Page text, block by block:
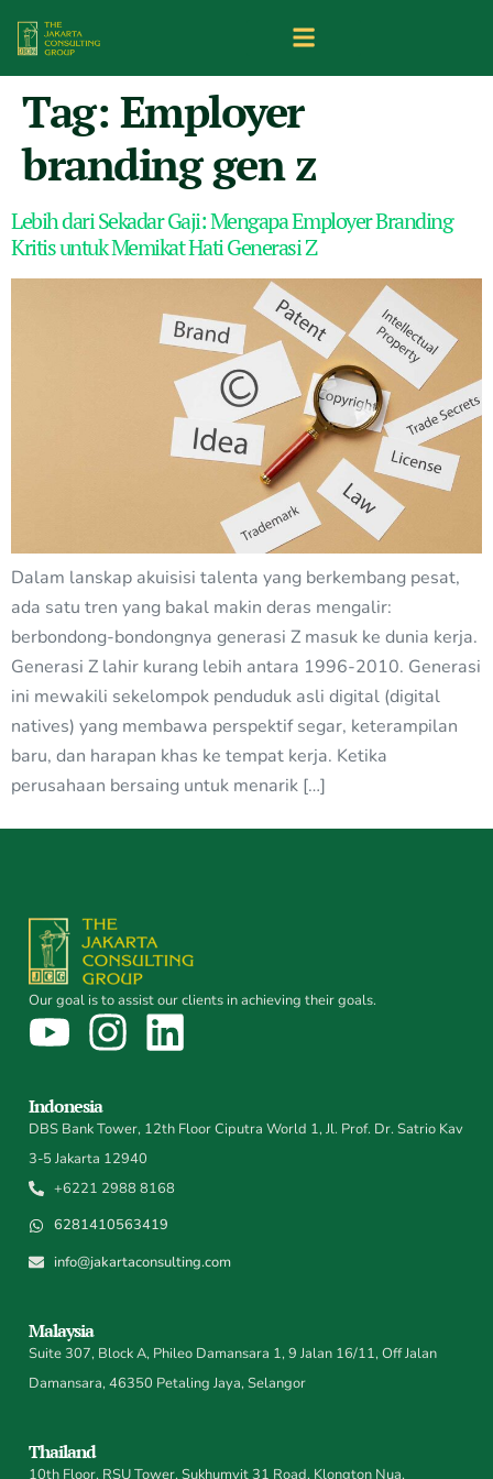
Tag: Employer
branding gen z
Lebih dari Sekadar Gaji: Mengapa Employer Branding
Kritis untuk Memikat Hati Generasi Z
Dalam lanskap akuisisi talenta yang berkembang pesat,
ada satu tren yang bakal makin deras mengalir:
berbondong-bondongnya generasi Z masuk ke dunia kerja.
Generasi Z lahir kurang lebih antara 1996-2010. Generasi
ini mewakili sekelompok penduduk asli digital (digital
natives) yang membawa perspektif segar, keterampilan
baru, dan harapan khas ke tempat kerja. Ketika
perusahaan bersaing untuk menarik […]
Our goal is to assist our clients in achieving their goals.
Indonesia
DBS Bank Tower, 12th Floor Ciputra World 1, Jl. Prof. Dr. Satrio Kav
3-5 Jakarta 12940
+6221 2988 8168
6281410563419
info@jakartaconsulting.com
Malaysia
Suite 307, Block A, Phileo Damansara 1, 9 Jalan 16/11, Off Jalan
Damansara, 46350 Petaling Jaya, Selangor
Thailand
10th Floor, RSU Tower, Sukhumvit 31 Road, Klongton Nua,